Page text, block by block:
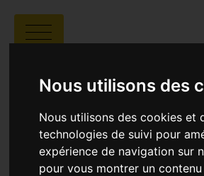
Nous utilisons des
Nous utilisons des cookies et
technologies de suivi pour
expérience de navigation sur
pour vous montrer un
CORSE CASA